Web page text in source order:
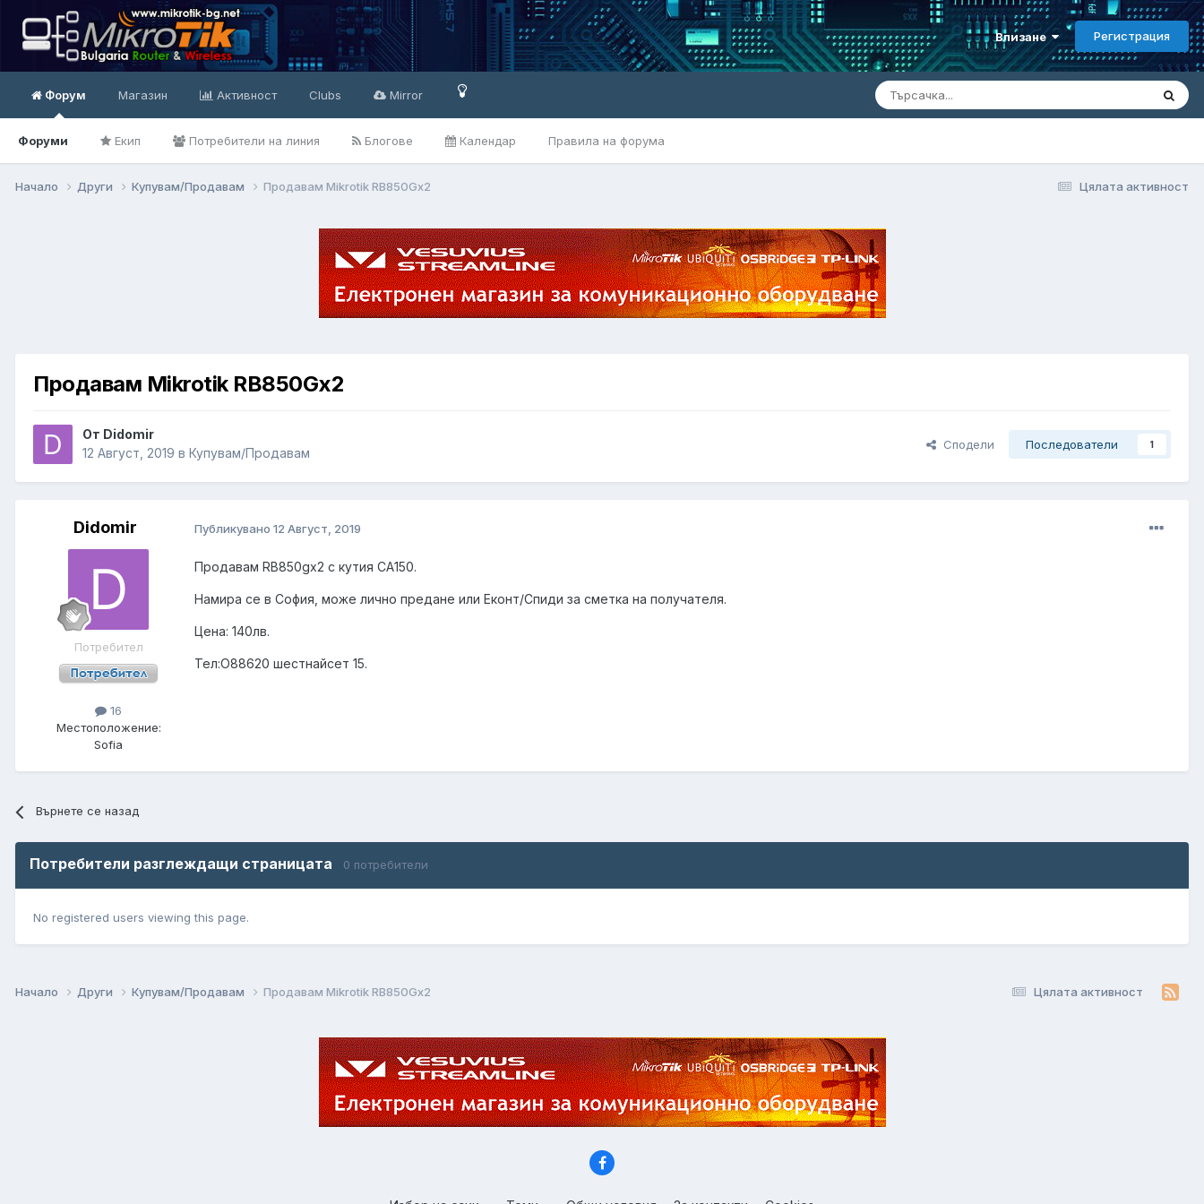
Влизане Регистрация
Форум
Форуми Екип Потребители на линия Блогове Календар Правила на форума
Магазин Активност Clubs Mirror
Цялата активност
Начало Други Купувам/Продавам Продавам Mikrotik RB850Gx2
Продавам Mikrotik RB850Gx2
От Didomir
12 Август, 2019 в Купувам/Продавам
Сподели Последователи 1
Didomir
Потребител
16
Местоположение:
Sofia
Публикувано 12 Август, 2019
Продавам RB850gx2 с кутия CA150.
Намира се в София, може лично предане или Еконт/Спиди за сметка на получателя.
Цена: 140лв.
Тел:О88620 шестнайсет 15.
Върнете се назад
Потребители разглеждащи страницата 0 потребители
No registered users viewing this page.
Цялата активност
Начало Други Купувам/Продавам Продавам Mikrotik RB850Gx2